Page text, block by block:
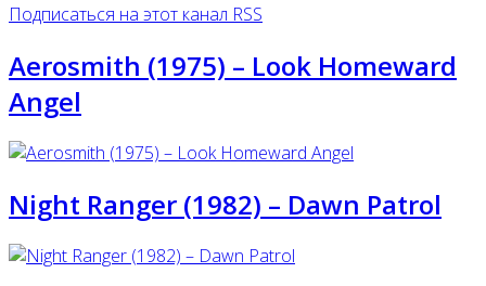
Подписаться на этот канал RSS
Aerosmith (1975) – Look Homeward
Angel
Night Ranger (1982) ‎– Dawn Patrol